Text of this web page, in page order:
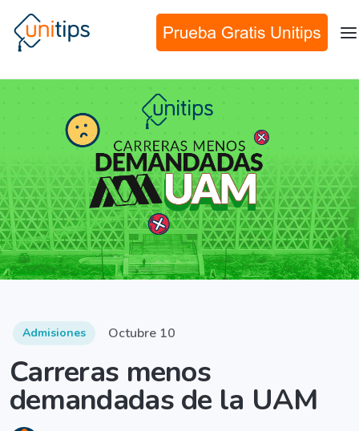
Admisiones Octubre 10
Carreras menos
demandadas de la UAM